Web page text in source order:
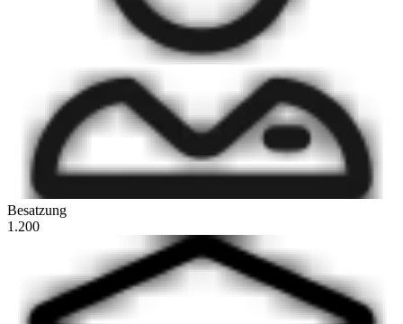
Besatzung
1.200